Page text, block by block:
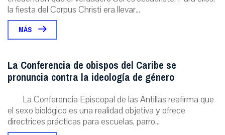
la fiesta del Corpus Christi era llevar...
MÁS
La Conferencia de obispos del Caribe se
pronuncia contra la ideología de género
La Conferencia Episcopal de las Antillas reafirma que
el sexo biológico es una realidad objetiva y ofrece
directrices prácticas para escuelas, parro...